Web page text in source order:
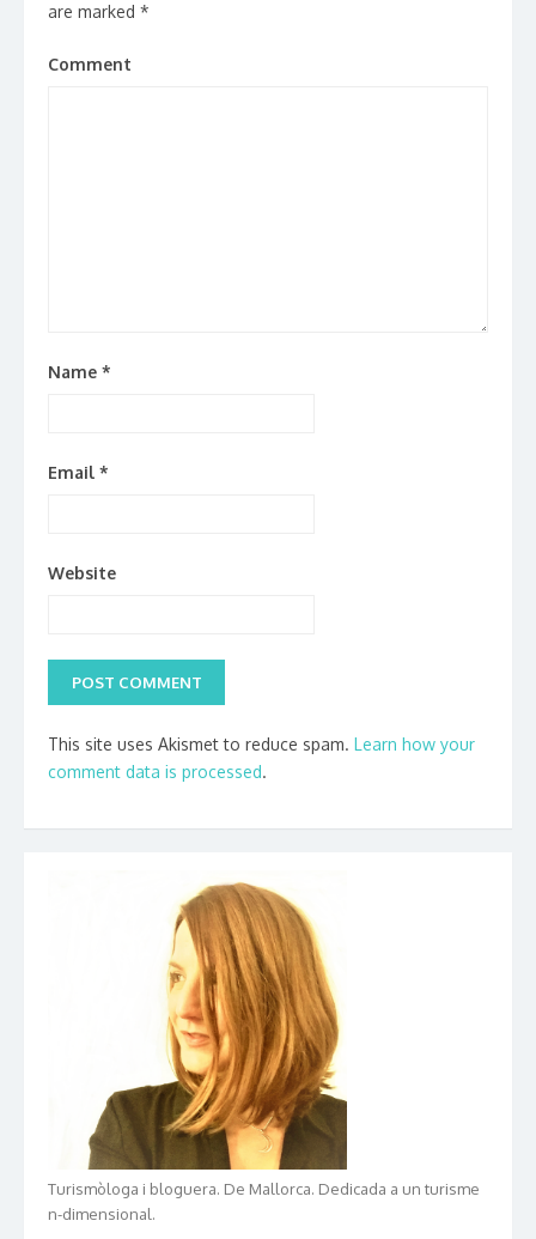
are marked *
Comment
Name *
Email *
Website
This site uses Akismet to reduce spam. Learn how your
comment data is processed.
Turismòloga i bloguera. De Mallorca. Dedicada a un turisme
n-dimensional.